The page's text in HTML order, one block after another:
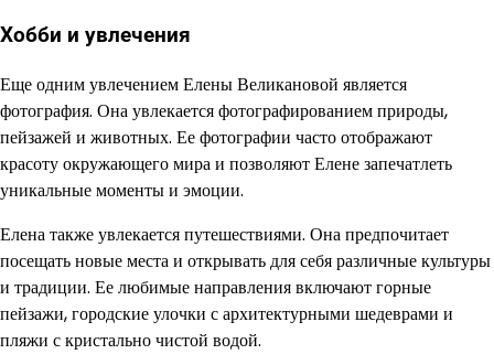
Хобби и увлечения
Еще одним увлечением Елены Великановой является
фотография. Она увлекается фотографированием природы,
пейзажей и животных. Ее фотографии часто отображают
красоту окружающего мира и позволяют Елене запечатлеть
уникальные моменты и эмоции.
Елена также увлекается путешествиями. Она предпочитает
посещать новые места и открывать для себя различные культуры
и традиции. Ее любимые направления включают горные
пейзажи, городские улочки с архитектурными шедеврами и
пляжи с кристально чистой водой.